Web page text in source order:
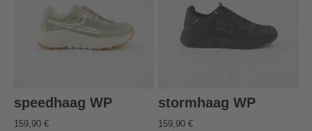
speedhaag WP
159,90 €
stormhaag WP
159,90 €